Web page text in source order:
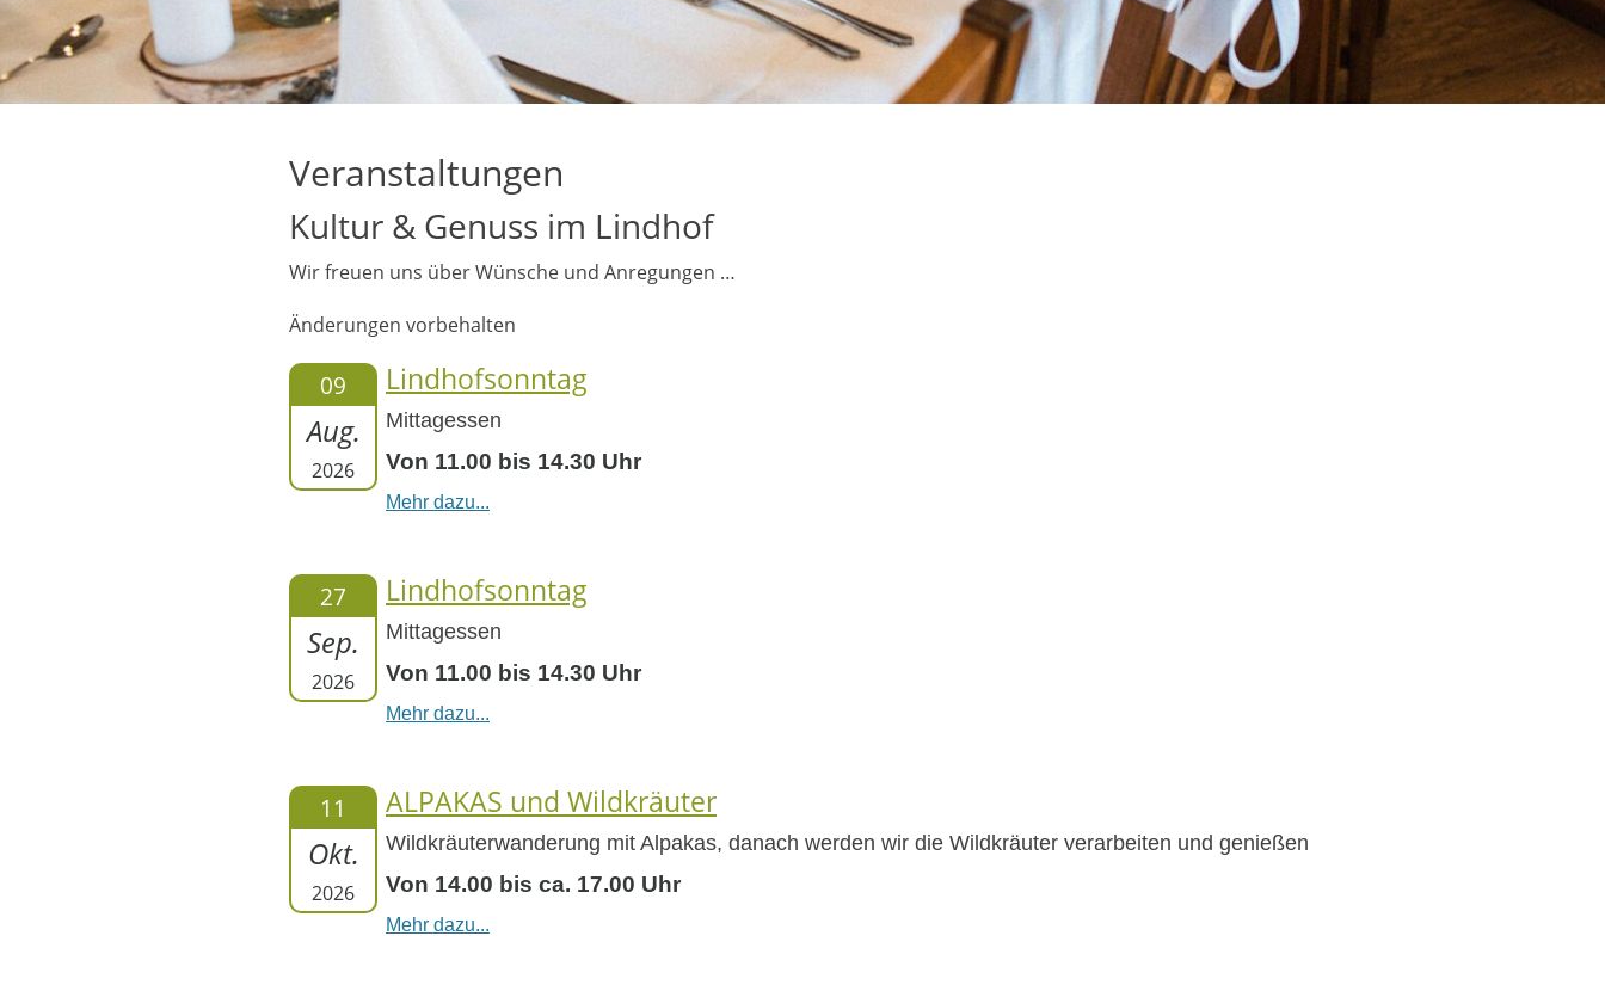
Veranstaltungen
Kultur & Genuss im Lindhof
Wir freuen uns über Wünsche und Anregungen …
Änderungen vorbehalten
09
Aug.
2026
Lindhofsonntag
Mittagessen
Von 11.00 bis 14.30 Uhr
Mehr dazu...
27
Sep.
2026
Lindhofsonntag
Mittagessen
Von 11.00 bis 14.30 Uhr
Mehr dazu...
11
Okt.
2026
ALPAKAS und Wildkräuter
Wildkräuterwanderung mit Alpakas, danach werden wir die Wildkräuter verarbeiten und genießen
Von 14.00 bis ca. 17.00 Uhr
Mehr dazu...